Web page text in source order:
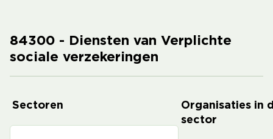
84300 - Diensten van Verplichte
sociale verzekeringen
Sectoren
Organisaties in
sector